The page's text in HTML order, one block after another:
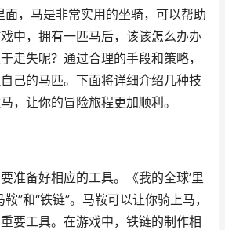
面，马是非常实用的坐骑，可以帮助
中，拥有一匹马后，该该怎么办办
走失呢？通过合理的手段和策略，
己的马匹。下面将详细介绍几种技
，让你的冒险旅程更加顺利。
准备好相应的工具。《我的全球’里
”和“铁链”。马鞍可以让你骑上马，
要工具。在游戏中，铁链的制作相